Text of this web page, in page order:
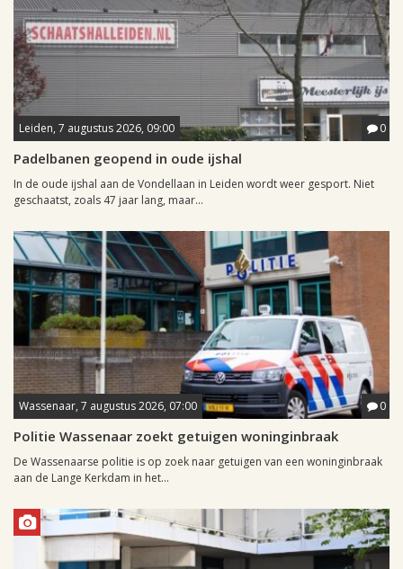
Leiden, 7 augustus 2026, 09:00 0
Padelbanen geopend in oude ijshal
In de oude ijshal aan de Vondellaan in Leiden wordt weer gesport. Niet
geschaatst, zoals 47 jaar lang, maar...
Wassenaar, 7 augustus 2026, 07:00 0
Politie Wassenaar zoekt getuigen woninginbraak
De Wassenaarse politie is op zoek naar getuigen van een woninginbraak
aan de Lange Kerkdam in het...